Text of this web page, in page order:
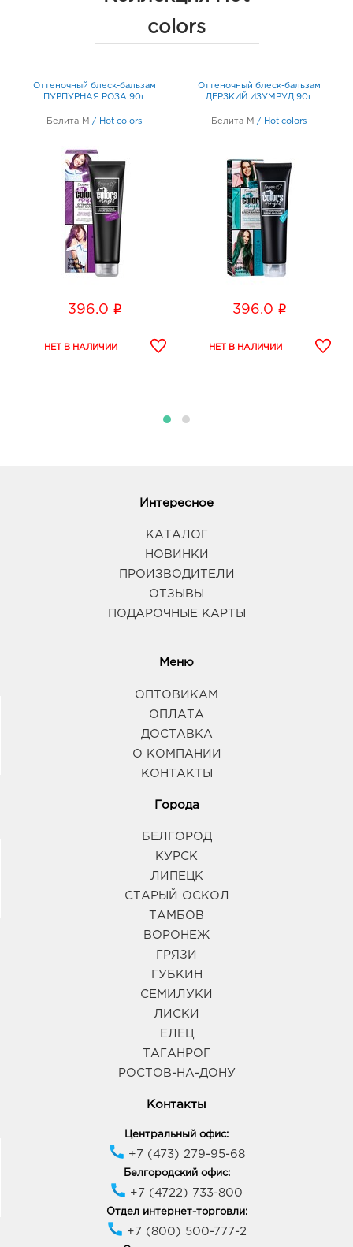
на одной пряди, чтобы убедиться, что цвет Вам
нравится. При полном окрашивании волос: нанесите
старайтесь не допускать попадания средства на кожу.
желаемой интенсивности оттенка). Затем промывайте
уложите волосы. При тонировании на мелирование
или омбре: отделите пряди, которые планируете
окрасить, нанесите на них бальзам, стараясь, чтобы он
не попал на остальные волосы. Оставьте на 5-30 минут
(время воздействия зависит от желаемой
интенсивности оттенка). Затем промывайте волосы,
пока вода не станет бесцветной. Избегайте попадания
окрашенной воды на неокрашенную часть волос.
применять для светлых (не ниже 8 уровня) и
темных волосах, брюнеткам для получения оттенка
получаемый на волосах, менее яркий, чем цвет самого
colors
Оттеночный блеск-бальзам
ПУРПУРНАЯ РОЗА 90г
Белита-М / Hot colors
396.0 i
Оттеночный блеск-бальзам
ДЕРЗКИЙ ИЗУМРУД 90г
Белита-М / Hot colors
396.0 i
Интересное
КАТАЛОГ
НОВИНКИ
ПРОИЗВОДИТЕЛИ
ОТЗЫВЫ
ПОДАРОЧНЫЕ КАРТЫ
Меню
ОПТОВИКАМ
ОПЛАТА
ДОСТАВКА
О КОМПАНИИ
КОНТАКТЫ
Города
БЕЛГОРОД
КУРСК
ЛИПЕЦК
СТАРЫЙ ОСКОЛ
ТАМБОВ
ВОРОНЕЖ
ГРЯЗИ
ГУБКИН
СЕМИЛУКИ
ЛИСКИ
ЕЛЕЦ
ТАГАНРОГ
РОСТОВ-НА-ДОНУ
Контакты
Центральный офис:
+7 (473) 279-95-68
Белгородский офис:
+7 (4722) 733-800
Отдел интернет-торговли:
+7 (800) 500-777-2